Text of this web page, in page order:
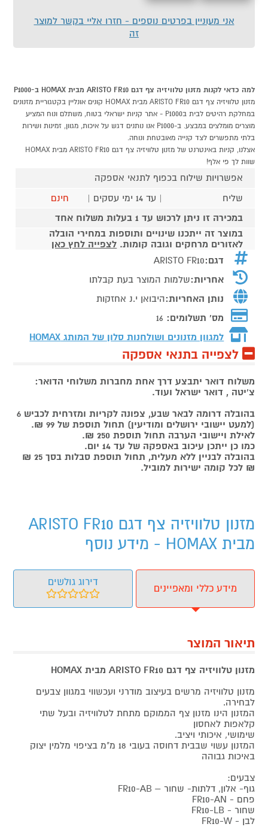
אני מעוניין בפרטים נוספים - חזרו אליי בקשר למוצר
זה
למה כדאי לקנות מזנון טלוויזיה צף דגם ARISTO FR10 מבית HOMAX ב-P1000
מזנון טלוויזיה צף דגם ARISTO FR10 מבית HOMAX קונים אונליין בקטגוריית מזנונים
במחלקת רהיטים לבית בP1000 - אתר קניות ישראלי בטוח, משתלם ונוח המציע
מוצרים מומלצים במבצע. ב-P1000 אנו נותנים דגש על איכות, מגוון, זמינות ושירות
בלתי מתפשרים לצד קנייה מאובטחת ונוחה.
אצלנו, קניות באינטרנט של מזנון טלוויזיה צף דגם ARISTO FR10 מבית HOMAX
שוות לך פי אלף!
אפשרויות שילוח בכפוף לתנאי אספקה
שליח
| עד 14 ימי עסקים |
חינם
במכירה זו ניתן לרכוש עד 1 בעלות משלוח אחד
במוצר זה ייתכנו שינויים ותוספות במחירי הובלה
לאזורים מרחקים וגובה קומות. לצפייה לחץ כאן
דגם:ARISTO FR10
אחריות:שלמות המוצר בעת קבלתו
נותן האחריות:היבואן י.נ אחזקות
מס' תשלומים: 16
למגוון מזנונים ושולחנות סלון של המותג HOMAX
לצפייה בתנאי אספקה
משלוח דואר יתבצע דרך אחת מחברות משלוחי הדואר:
צ'יטה , דואר ישראל ועוד.
בהובלה דרומה לבאר שבע, צפונה לקריות ומזרחית לכביש 6
(למעט יישובי ירושלים ומודיעין) תחול תוספת של 99 ₪.
לאילת ויישובי הערבה תחול תוספת 250 ₪.
כמו כן ייתכן עיכוב באספקה של עד 14 יום.
בהובלה לבניין ללא מעלית, תחול תוספת סבלות בסך 25 ₪
₪ לכל קומה ישירות למוביל.
מזנון טלוויזיה צף דגם ARISTO FR10
מבית HOMAX - מידע נוסף
מידע כללי ומאפיינים
דירוג גולשים
תיאור המוצר
מזנון טלוויזיה צף דגם ARISTO FR10 מבית HOMAX
מזנון טלוויזיה מרשים בעיצוב מודרני ועכשווי במגוון צבעים
לבחירה.
המזנון הינו מזנון צף הממוקם מתחת לטלוויזיה ובעל שתי
קלאפות לאחסון
שימושי, איכותי ויציב.
המזנון עשוי שבבית דחוסה בעובי 18 מ"מ בציפוי מלמין יצוק
באיכות גבוהה
צבעים:
גוף- אלון, דלתות- שחור – FR10-AB
פחם - FR10-AN
שחור - FR10-LB
לבן - FR10-W